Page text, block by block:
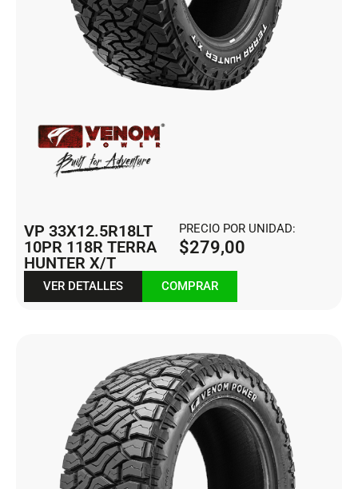
VP 33X12.5R18LT
10PR 118R TERRA
HUNTER X/T
PRECIO POR UNIDAD:
$279,00
VER DETALLES COMPRAR